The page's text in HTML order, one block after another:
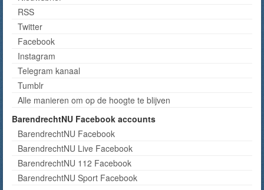
RSS
Twitter
Facebook
Instagram
Telegram kanaal
Tumblr
Alle manieren om op de hoogte te blijven
BarendrechtNU Facebook accounts
BarendrechtNU Facebook
BarendrechtNU Live Facebook
BarendrechtNU 112 Facebook
BarendrechtNU Sport Facebook